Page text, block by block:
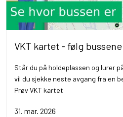
VKT kartet - følg
Står du på holdeplassen og lurer
vil du sjekke neste avgang fra en
Prøv VKT kartet
31. mar. 2026